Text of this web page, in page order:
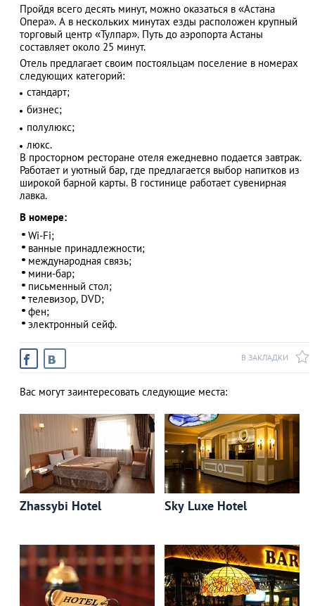
АЗАД
Пройдя всего десять минут, можно оказаться в «Астана
Опера». А в нескольких минутах езды расположен крупный
торговый центр «Тулпар». Путь до аэропорта Астаны
составляет около 25 минут.
Отель предлагает своим постояльцам поселение в номерах
следующих категорий:
стандарт;
бизнес;
полулюкс;
люкс.
В просторном ресторане отеля ежедневно подается завтрак.
Работает и уютный бар, где предлагается выбор напитков из
широкой барной карты. В гостинице работает сувенирная
лавка.
В номере:
Wi-Fi;
ванные принадлежности;
международная связь;
мини-бар;
письменный стол;
телевизор, DVD;
фен;
электронный сейф.
В ЗАКЛАДКИ
Вас могут заинтересовать следующие места:
Zhassybi Hotel Sky Luxe Hotel